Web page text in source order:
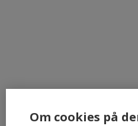
Om cookies på